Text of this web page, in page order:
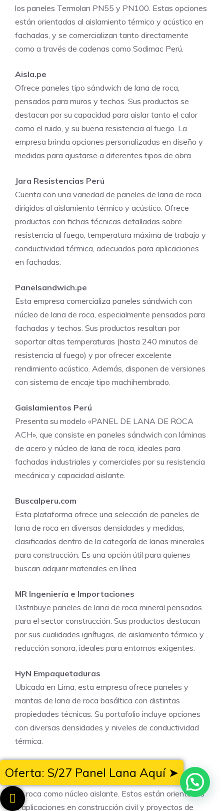
los paneles Termolan PN55 y PN100. Estas opciones
están orientadas al aislamiento térmico y acústico en
fachadas, y se comercializan tanto directamente
como a través de cadenas como Sodimac Perú.
Aisla.pe
Ofrece paneles tipo sándwich de lana de roca,
pensados para muros y techos. Sus productos se
destacan por su capacidad para aislar tanto el calor
como el ruido, y su buena resistencia al fuego. La
empresa brinda opciones personalizadas en diseño y
medidas para ajustarse a diferentes tipos de obra.
Jara Resistencias Perú
Cuenta con una variedad de paneles de lana de roca
dirigidos al aislamiento térmico y acústico. Ofrece
productos con fichas técnicas detalladas sobre
resistencia al fuego, temperatura máxima de trabajo y
conductividad térmica, adecuados para aplicaciones
en fachadas.
Panelsandwich.pe
Esta empresa comercializa paneles sándwich con
núcleo de lana de roca, especialmente pensados para
fachadas y techos. Sus productos resaltan por
soportar altas temperaturas (hasta 240 minutos de
resistencia al fuego) y por ofrecer excelente
rendimiento acústico. Además, disponen de versiones
con sistema de encaje tipo machihembrado.
Gaislamientos Perú
Presenta su modelo «PANEL DE LANA DE ROCA
ACH», que consiste en paneles sándwich con láminas
de acero y núcleo de lana de roca, ideales para
fachadas industriales y comerciales por su resistencia
mecánica y capacidad aislante.
Buscalperu.com
Esta plataforma ofrece una selección de paneles de
lana de roca en diversas densidades y medidas,
clasificados dentro de la categoría de lanas minerales
para construcción. Es una opción útil para quienes
buscan adquirir materiales en línea.
MR Ingeniería e Importaciones
Distribuye paneles de lana de roca mineral pensados
para el sector construcción. Sus productos destacan
por sus cualidades ignífugas, de aislamiento térmico y
reducción sonora, ideales para entornos exigentes.
HyN Empaquetaduras
Ubicada en Lima, esta empresa ofrece paneles y
mantas de lana de roca basáltica con distintas
propiedades técnicas. Su portafolio incluye opciones
con diversas densidades y niveles de conductividad
térmica.
Metecno Perú
Ofrece los paneles Hipertec®, que pueden incluir lana
de roca como núcleo aislante. Estos están orientados
a aplicaciones en construcción civil y proyectos de
Oferta: S/27 Panel Lana Aquí ➤